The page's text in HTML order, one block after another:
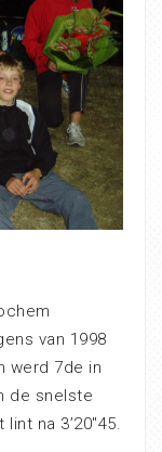
van 1998
werd 7de in
de snelste
na 3’20″45.